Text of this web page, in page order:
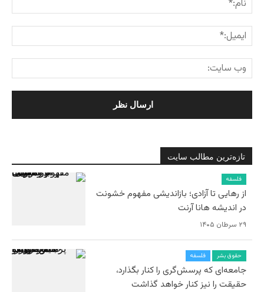
تازه‌ترین مطالب سایت
فلسفه
از رهایی تا آزادی؛ بازاندیشی مفهوم خشونت
در اندیشه هانا آرنت
۲۹ سرطان ۱۴۰۵
حقوق بشر فلسفه
جامعه‌ای که پرسش‌گری را کنار بگذارد،
حقیقت را نیز کنار خواهد گذاشت